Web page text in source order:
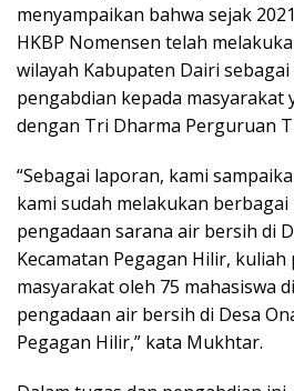
menyampaikan bahwa sejak
HKBP Nomensen telah
wilayah Kabupaten Dairi
pengabdian kepada masyarakat
dengan Tri Dharma Perguruan
“Sebagai laporan, kami
kami sudah melakukan
pengadaan sarana air bersih di
Kecamatan Pegagan Hilir,
masyarakat oleh 75 mahasiswa
pengadaan air bersih di Desa
Pegagan Hilir,” kata Mukhtar.